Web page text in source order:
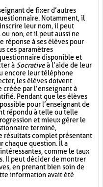
de fixer d’autres
Notamment, il
leur nom, il peut
non, et il peut aussi ne
réponse à ses élèves pour
ces paramètres
disponible et
à Socrativeà l’aide de leur
encore leur téléphone
les élèves doivent
par l’enseignant à
Pendant que les élèves
pour l’enseignant de
répondu à telle ou telle
et mieux gérer le
terminé,
résultats complet présentant
chaque question. Il a
comme le taux
Il peut décider de montrer
en prenant bien soin de
information avait été